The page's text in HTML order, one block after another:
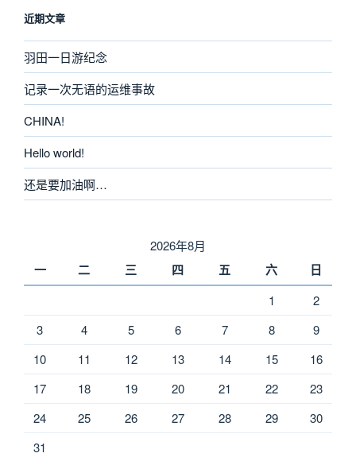
近期文章
羽田一日游纪念
记录一次无语的运维事故
CHINA!
Hello world!
还是要加油啊…
2026年8月
一 二 三 四 五 六 日
1
2
3
4 5 6 7 8
9
10
11 12 13 14 15
16
17
18 19 20 21 22
23
24
25 26 27 28 29
30
31